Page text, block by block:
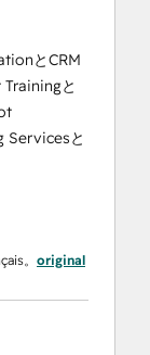
とCRM
と
Servicesと
。 original